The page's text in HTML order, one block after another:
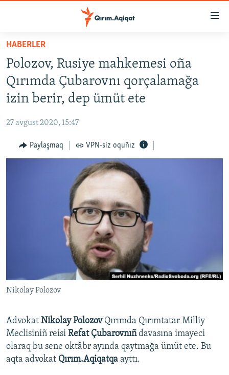
Esas
qaytmaq
Baş
navigatsiyağa
qaytmaq
Qıdıruvğa
qaytmaq
HABERLER
İQTİSADİYAT
MEDENİYET
İNSAN AQLARI
QOŞULIÑIZ!
RFE/RS bütün saytları
HABERLER
Polozov, Rusiye mahkemesi oña
Qırımda Çubarovnı qorçalamağa
izin berir, dep ümüt ete
27 avgust 2020, 15:47
Paylaşmaq VPN-siz oquñız
Nikolay Polozov
Advokat Nikolay Polozov Qırımda Qırımtatar Milliy
Meclisiniñ reisi Refat Çubarovnıñdavasına imayeci
olaraq bu sene oktâbr ayında qaytmağa ümüt ete. Bu
aqta advokat Qırım.Aqiqatqa ayttı.